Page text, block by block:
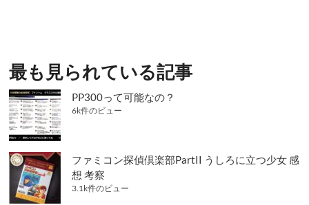
シ
ョ
ン
最も見られている記事
PP300って可能なの？
6k件のビュー
ファミコン探偵倶楽部PartII うしろに立つ少女 感
想 考察
3.1k件のビュー